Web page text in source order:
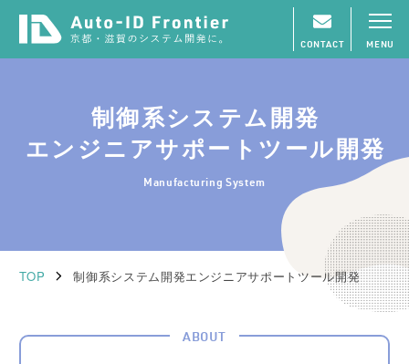
CONTACT MENU
制御系システム開発
エンジニアサポートツール開発
Manufacturing System
TOP 制御系システム開発エンジニアサポートツール開発
ABOUT